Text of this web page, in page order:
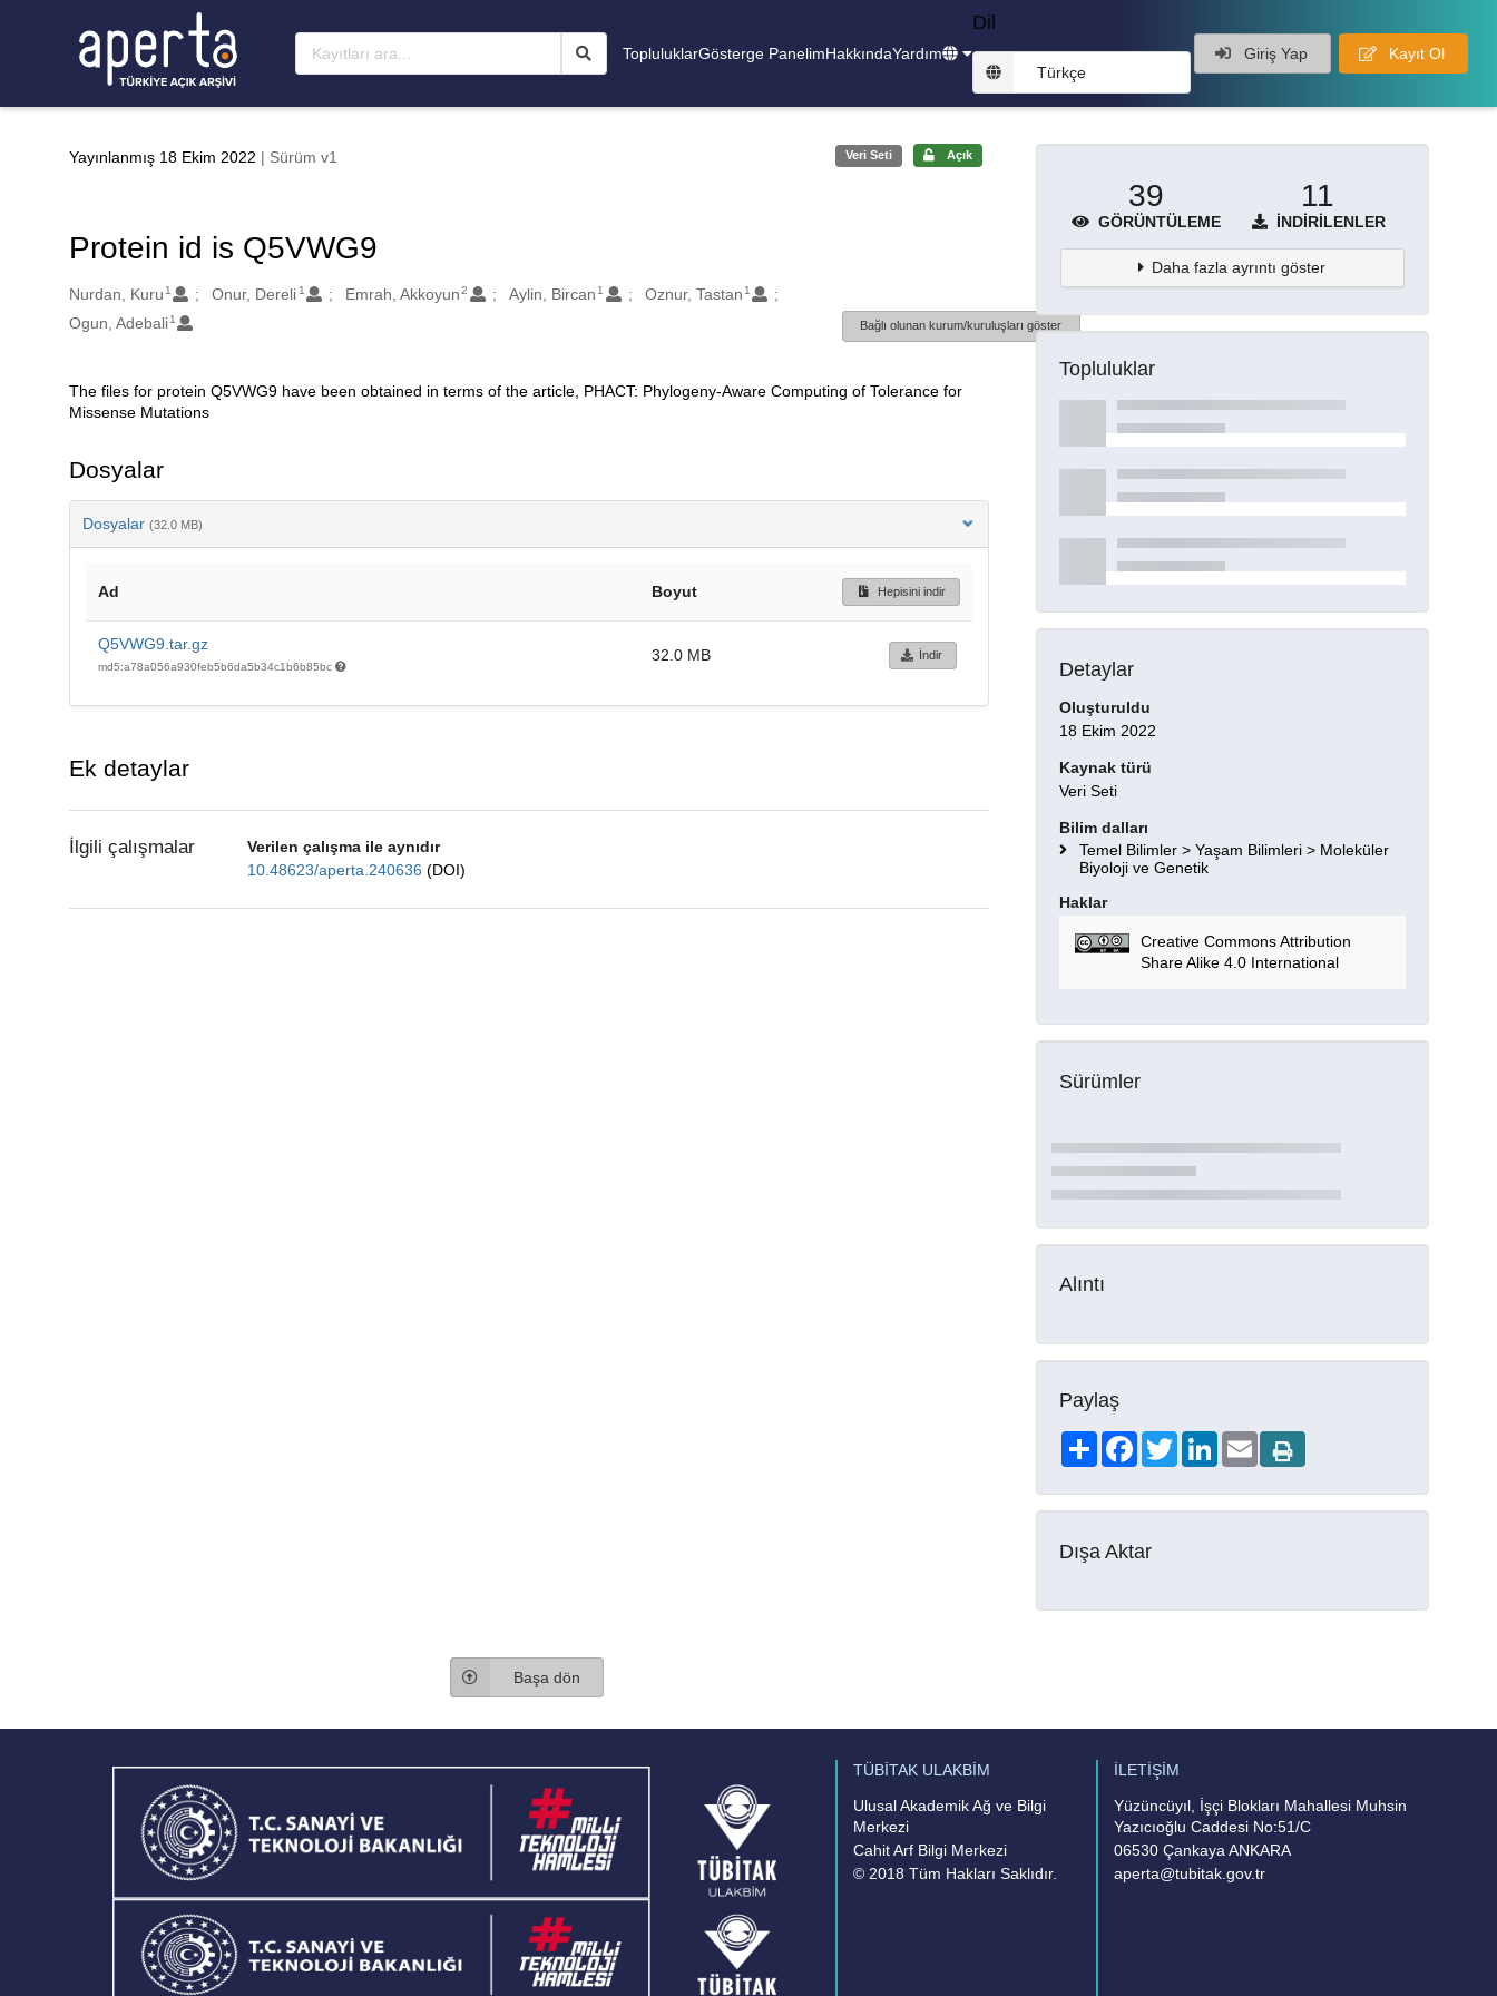
TopluluklarGösterge PanelimHakkındaYardım
Dil
Türkçe
Giriş Yap Kayıt Ol
Yayınlanmış 18 Ekim 2022 | Sürüm v1 Veri Seti Açık
Protein id is Q5VWG9
Oluşturanlar
Nurdan, Kuru 1 Onur, Dereli 1 Emrah, Akkoyun 2 Aylin, Bircan 1 Oznur, Tastan 1
Ogun, Adebali 1 Bağlı olunan kurum/kuruluşları göster
Açıklama
The files for protein Q5VWG9 have been obtained in terms of the article, PHACT: Phylogeny-Aware Computing of Tolerance for
Missense Mutations
Dosyalar
Dosyalar (32.0 MB)
Ad Boyut Hepisini indir
Q5VWG9.tar.gz
md5:a78a056a930feb5b6da5b34c1b6b85bc
32.0 MB İndir
Ek detaylar
İlgili çalışmalar
Verilen çalışma ile aynıdır
10.48623/aperta.240636 (DOI)
39
GÖRÜNTÜLEME
11
İNDIRILENLER
Daha fazla ayrıntı göster
Topluluklar
Detaylar
Oluşturuldu
18 Ekim 2022
Kaynak türü
Veri Seti
Bilim dalları
Temel Bilimler > Yaşam Bilimleri > Moleküler
Biyoloji ve Genetik
Haklar
Creative Commons Attribution
Share Alike 4.0 International
Sürümler
Alıntı
Paylaş
ShareFacebookTwitterLinkedIn
Email
Dışa Aktar
Başa dön
TÜBİTAK ULAKBİM
Ulusal Akademik Ağ ve Bilgi
Merkezi
Cahit Arf Bilgi Merkezi
© 2018 Tüm Hakları Saklıdır.
İLETİŞİM
Yüzüncüyıl, İşçi Blokları Mahallesi Muhsin
Yazıcıoğlu Caddesi No:51/C
06530 Çankaya ANKARA
aperta@tubitak.gov.tr